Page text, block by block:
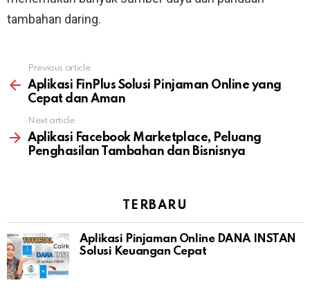
tambahan daring.
more
Previous article
Aplikasi FinPlus Solusi Pinjaman Online yang
Cepat dan Aman
Next article
Aplikasi Facebook Marketplace, Peluang
Penghasilan Tambahan dan Bisnisnya
TERBARU
Aplikasi Pinjaman Online DANA INSTAN
Solusi Keuangan Cepat